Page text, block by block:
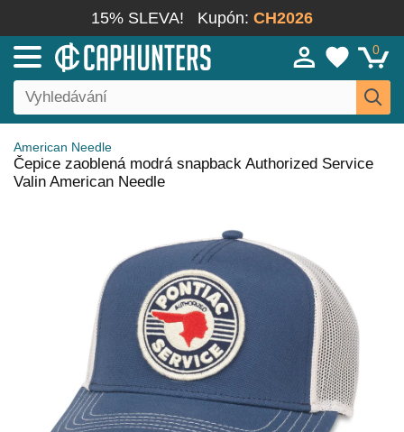
15% SLEVA! Kupón: CH2026
0
American Needle
Čepice zaoblená modrá snapback Authorized Service
Valin American Needle